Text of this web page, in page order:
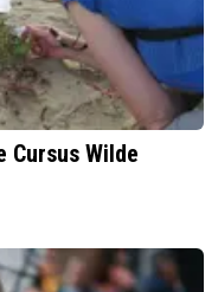
Cursus Wilde